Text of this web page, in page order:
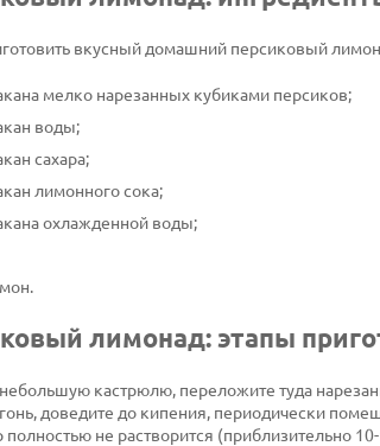
вкусный домашний персиковый
мелко нарезанных кубиками персиков;
воды;
сахара;
лимонного сока;
охлажденной воды;
лимонад: этапы
кастрюлю, переложите туда
доведите до кипения, периодически
полностью не растворится (приблизительно